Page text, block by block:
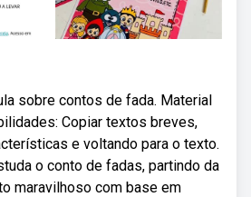
sobre contos de fada. Material
Copiar textos breves,
e voltando para o texto.
o conto de fadas, partindo da
maravilhoso com base em